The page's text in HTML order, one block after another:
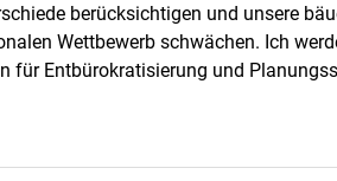
berücksichtigen und unsere
Wettbewerb schwächen. Ich
für Entbürokratisierung und